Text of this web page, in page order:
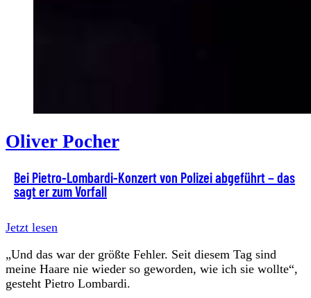
Oliver Pocher
Bei Pietro-Lombardi-Konzert von Polizei abgeführt − das
sagt er zum Vorfall
Jetzt lesen
„Und das war der größte Fehler. Seit diesem Tag sind
meine Haare nie wieder so geworden, wie ich sie wollte“,
gesteht Pietro Lombardi.